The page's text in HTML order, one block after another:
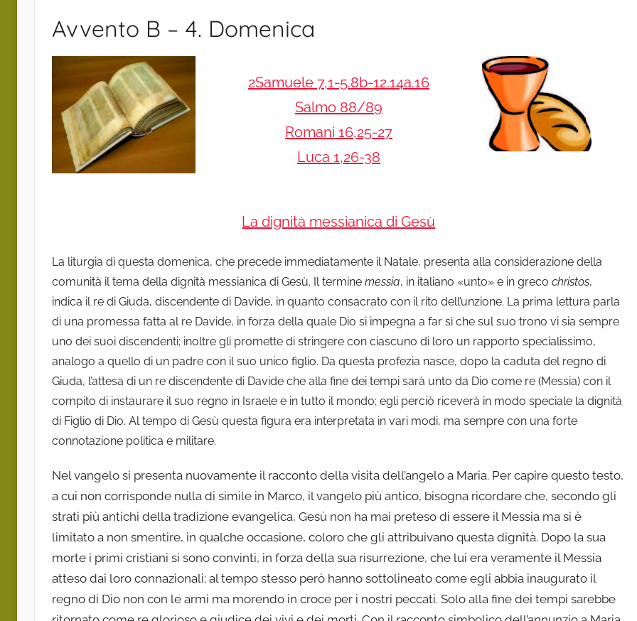
Avvento B – 4. Domenica
2Samuele 7,1-5.8b-12.14a.16
Salmo 88/89
Romani 16,25-27
Luca 1,26-38
La dignità messianica di Gesù
La liturgia di questa domenica, che precede immediatamente il Natale, presenta alla considerazione della
comunità il tema della dignità messianica di Gesù. Il termine messia, in italiano «unto» e in greco christos,
indica il re di Giuda, discendente di Davide, in quanto consacrato con il rito dell’unzione. La prima lettura parla
di una promessa fatta al re Davide, in forza della quale Dio si impegna a far sì che sul suo trono vi sia sempre
uno dei suoi discendenti; inoltre gli promette di stringere con ciascuno di loro un rapporto specialissimo,
analogo a quello di un padre con il suo unico figlio. Da questa profezia nasce, dopo la caduta del regno di
Giuda, l’attesa di un re discendente di Davide che alla fine dei tempi sarà unto da Dio come re (Messia) con il
compito di instaurare il suo regno in Israele e in tutto il mondo; egli perciò riceverà in modo speciale la dignità
di Figlio di Dio. Al tempo di Gesù questa figura era interpretata in vari modi, ma sempre con una forte
connotazione politica e militare.
Nel vangelo si presenta nuovamente il racconto della visita dell’angelo a Maria. Per capire questo testo,
a cui non corrisponde nulla di simile in Marco, il vangelo più antico, bisogna ricordare che, secondo gli
strati più antichi della tradizione evangelica, Gesù non ha mai preteso di essere il Messia ma si è
limitato a non smentire, in qualche occasione, coloro che gli attribuivano questa dignità. Dopo la sua
morte i primi cristiani si sono convinti, in forza della sua risurrezione, che lui era veramente il Messia
atteso dai loro connazionali; al tempo stesso però hanno sottolineato come egli abbia inaugurato il
regno di Dio non con le armi ma morendo in croce per i nostri peccati. Solo alla fine dei tempi sarebbe